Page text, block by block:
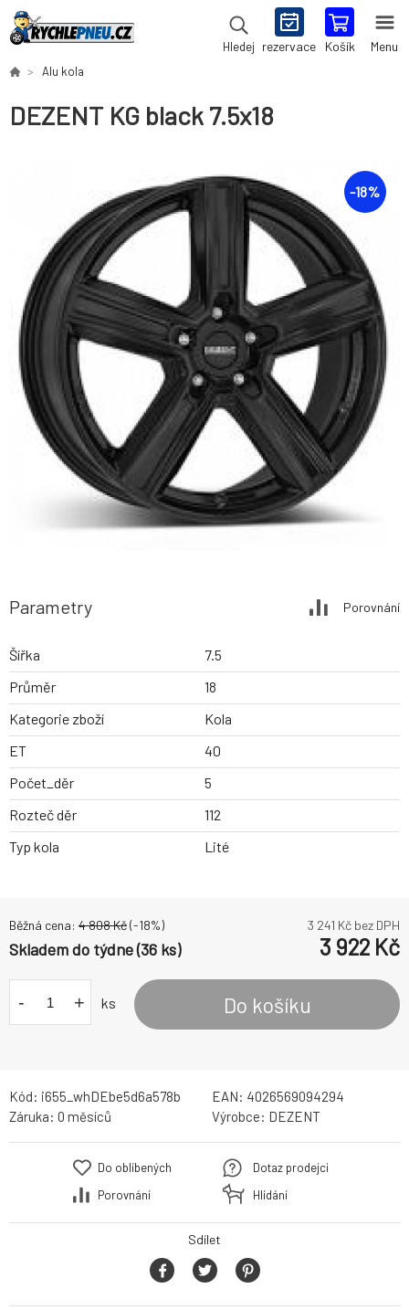
Hledej rezervace Košík Menu
Alu kola
DEZENT KG black 7.5x18
-18%
Parametry Porovnání
Šířka
7.5
Průměr
18
Kategorie zboží
Kola
ET
40
Počet_děr
5
Rozteč děr
112
Typ kola
Lité
Běžná cena: 4 808Kč(-18%) 3 241 Kč bez DPH
Skladem do týdne (36 ks) 3 922 Kč
- + ks Do košíku
Kód: i655_whDEbe5d6a578b EAN: 4026569094294
Záruka: 0 měsíců Výrobce: DEZENT
Do oblíbených
Porovnání
Dotaz prodejci
Hlídání
Sdílet